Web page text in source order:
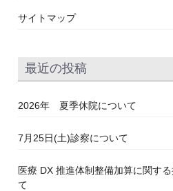
サイトマップ
最近の投稿
2026年 夏季休院について
7月25日(土)診察について
医療 DX 推進体制整備加算に関す
て